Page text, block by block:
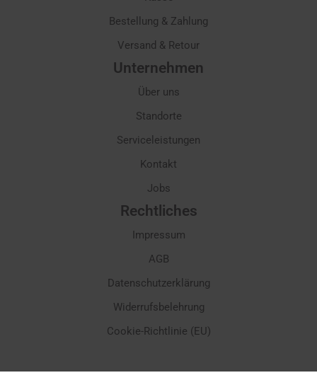
Bestellung & Zahlung
Versand & Retour
Unternehmen
Über uns
Standorte
Serviceleistungen
Kontakt
Jobs
Rechtliches
Impressum
AGB
Datenschutzerklärung
Widerrufsbelehrung
Cookie-Richtlinie (EU)